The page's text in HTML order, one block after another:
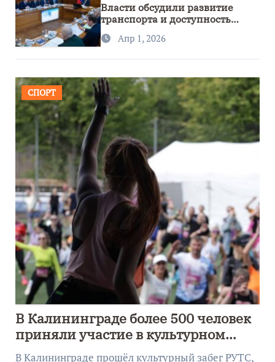
Власти обсудили развитие
транспорта и доступность
региона
Апр 1, 2026
СПОРТ
В Калининграде более 500 человек
приняли участие в культурном
забеге
В Калининграде прошёл культурный забег РУТС,